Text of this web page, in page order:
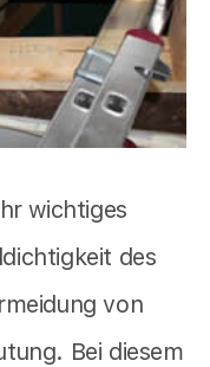
wichtiges
des
von
Bei diesem